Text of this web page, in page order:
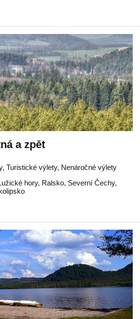
a zpět
Turistické výlety, Nenáročné výlety
hory, Ralsko, Severní Čechy,